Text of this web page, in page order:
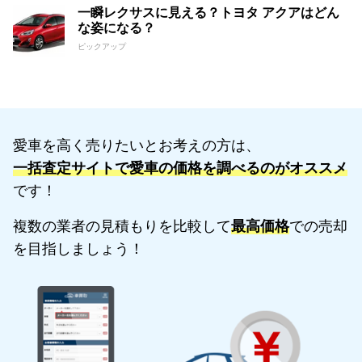
一瞬レクサスに見える？トヨタ アクアはどん
な姿になる？
ピックアップ
愛車を高く売りたいとお考えの方は、
一括査定サイトで愛車の価格を調べるのがオススメ
です！
複数の業者の見積もりを比較して最高価格での売却
を目指しましょう！